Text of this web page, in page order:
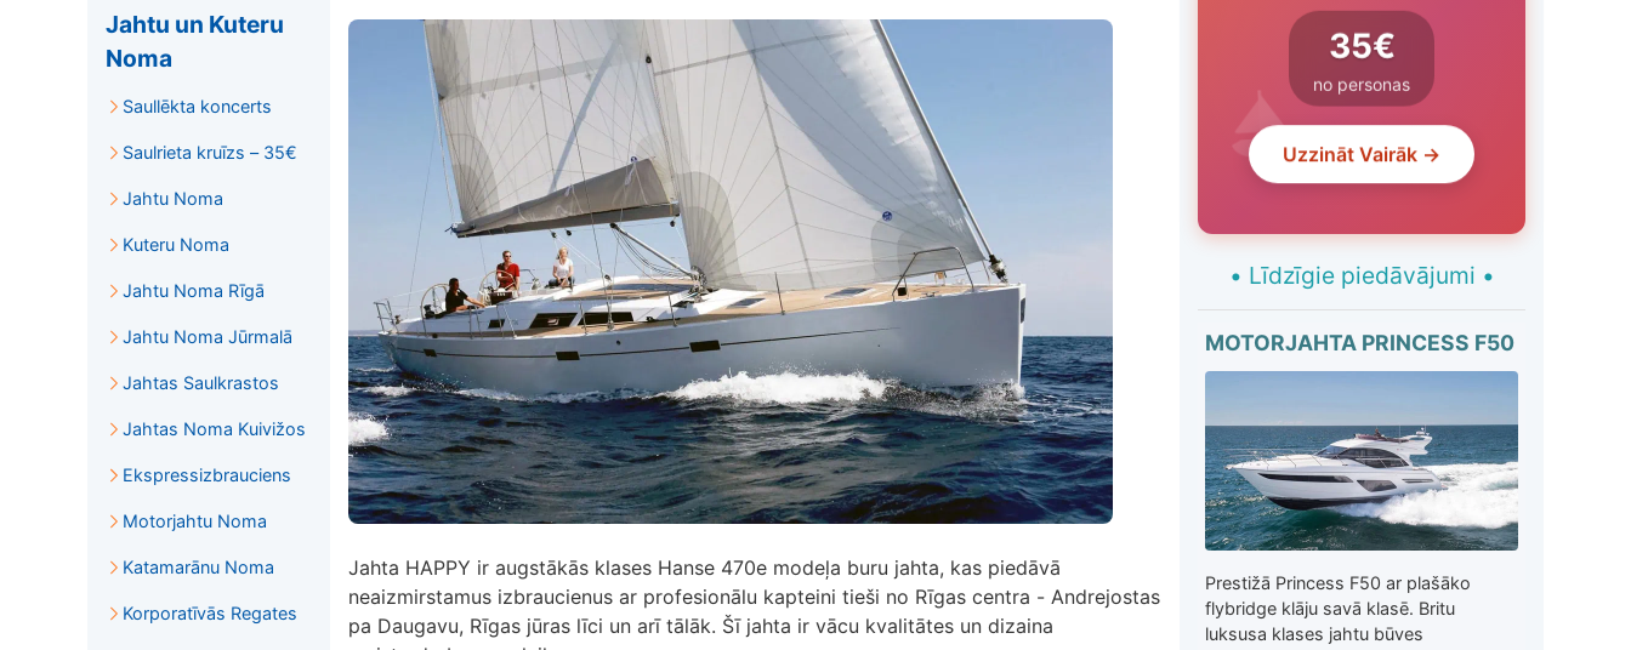
Jahtu un Kuteru
Noma
Saullēkta koncerts
Saulrieta kruīzs – 35€
Jahtu Noma
Kuteru Noma
Jahtu Noma Rīgā
Jahtu Noma Jūrmalā
Jahtas Saulkrastos
Jahtas Noma Kuivižos
Ekspressizbrauciens
Motorjahtu Noma
Katamarānu Noma
Korporatīvās Regates
Jahta HAPPY ir augstākās klases Hanse 470e modeļa buru jahta, kas piedāvā
neaizmirstamus izbraucienus ar profesionālu kapteini tieši no Rīgas centra - Andrejostas
pa Daugavu, Rīgas jūras līci un arī tālāk. Šī jahta ir vācu kvalitātes un dizaina
35€
no personas
Uzzināt Vairāk →
• Līdzīgie piedāvājumi •
MOTORJAHTA PRINCESS F50
Prestižā Princess F50 ar plašāko
flybridge klāju savā klasē. Britu
luksusa klases jahtu būves